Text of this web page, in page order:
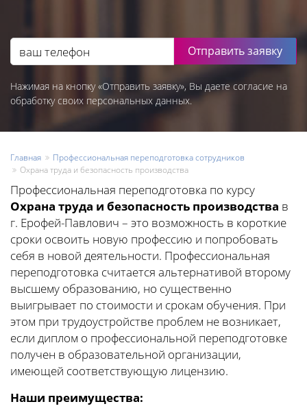
Отправить заявку
Нажимая на кнопку «Отправить заявку», Вы даете согласие на
обработку своих персональных данных.
Главная
Профессиональная переподготовка сотрудников
Охрана труда и безопасность производства
Профессиональная переподготовка по курсу
Охрана труда и безопасность производства в
г. Ерофей-Павлович – это возможность в короткие
сроки освоить новую профессию и попробовать
себя в новой деятельности. Профессиональная
переподготовка считается альтернативой второму
высшему образованию, но существенно
выигрывает по стоимости и срокам обучения. При
этом при трудоустройстве проблем не возникает,
если диплом о профессиональной переподготовке
получен в образовательной организации,
имеющей соответствующую лицензию.
Наши преимущества: